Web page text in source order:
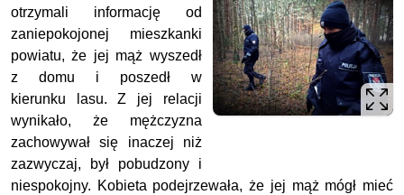
otrzymali informację od
zaniepokojonej mieszkanki
powiatu, że jej mąż wyszedł
z domu i poszedł w
kierunku lasu. Z jej relacji
wynikało, że mężczyzna
zachowywał się inaczej niż
zazwyczaj, był pobudzony i
niespokojny. Kobieta podejrzewała, że jej mąż mógł mieć